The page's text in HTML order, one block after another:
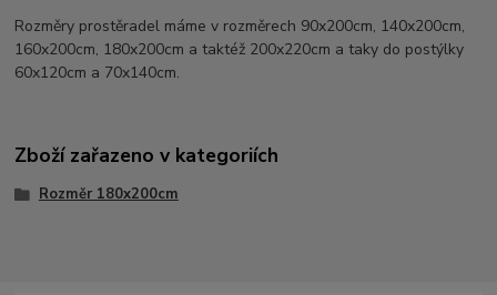
Rozměry prostěradel máme v rozměrech 90x200cm, 140x200cm,
160x200cm, 180x200cm a taktéž 200x220cm a taky do postýlky
60x120cm a 70x140cm.
Zboží zařazeno v kategoriích
Rozměr 180x200cm